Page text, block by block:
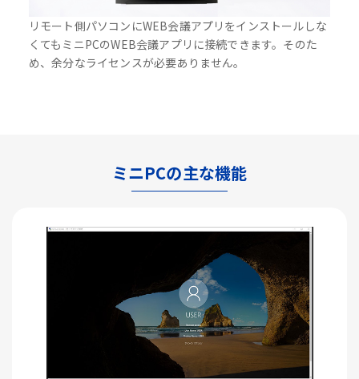
リモート側パソコンにWEB会議アプリをインストールしな
くてもミニPCのWEB会議アプリに接続できます。そのた
め、余分なライセンスが必要ありません。
ミニPCの主な機能